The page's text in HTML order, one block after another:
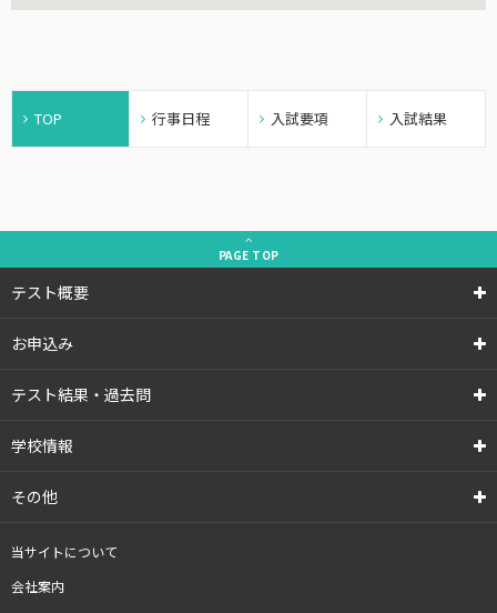
TOP 行事日程 入試要項 入試結果
PAGE TOP
テスト概要
お申込み
テスト結果・過去問
学校情報
その他
当サイトについて
会社案内